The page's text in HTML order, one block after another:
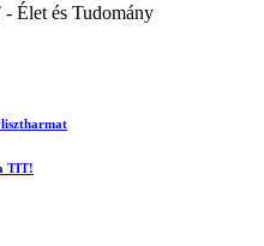
Élet és Tudomány
TIT!